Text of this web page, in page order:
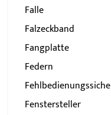
Falle
Falzeckband
Fangplatte
Federn
Fenstersteller